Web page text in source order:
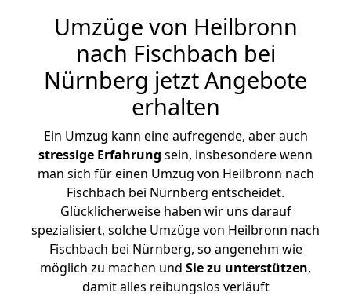
Umzüge von Heilbronn
nach Fischbach bei
Nürnberg jetzt Angebote
erhalten
Ein Umzug kann eine aufregende, aber auch
stressige Erfahrung sein, insbesondere wenn
man sich für einen Umzug von Heilbronn nach
Fischbach bei Nürnberg entscheidet.
Glücklicherweise haben wir uns darauf
spezialisiert, solche Umzüge von Heilbronn nach
Fischbach bei Nürnberg, so angenehm wie
möglich zu machen und Sie zu unterstützen,
damit alles reibungslos verläuft